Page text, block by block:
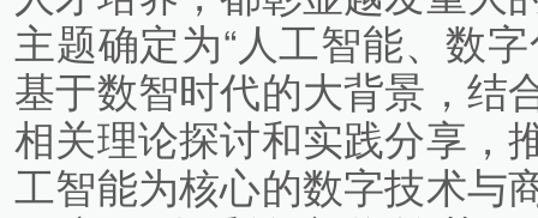
主题确定为“人工智能、数
基于数智时代的大背景，结
相关理论探讨和实践分享，
工智能为核心的数字技术与